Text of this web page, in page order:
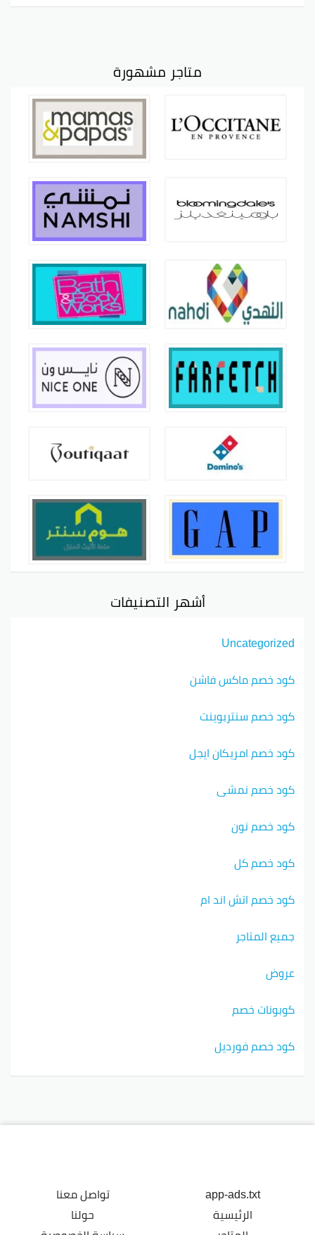
متاجر مشهورة
أشهر التصنيفات
Uncategorized
كود خصم ماكس فاشن
كود خصم سنتربوينت
كود خصم امريكان ايجل
كود خصم نمشي
كود خصم نون
كود خصم كل
كود خصم اتش اند ام
جميع المتاجر
عروض
كوبونات خصم
كود خصم فورديل
app-ads.txt
الرئيسية
تواصل معنا
حولنا